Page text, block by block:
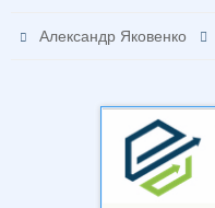
Александр Яковенко